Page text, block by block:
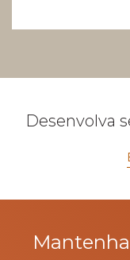
Desenvolva